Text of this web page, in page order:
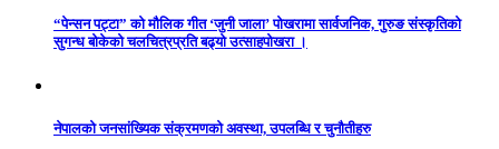
“पेन्सन पट्टा” को मौलिक गीत ‘जुनी जाला’ पोखरामा सार्वजनिक, गुरुङ संस्कृतिको
सुगन्ध बोकेको चलचित्रप्रति बढ्यो उत्साहपोखरा ।
नेपालको जनसांख्यिक संक्रमणको अवस्था, उपलब्धि र चुनौतीहरु